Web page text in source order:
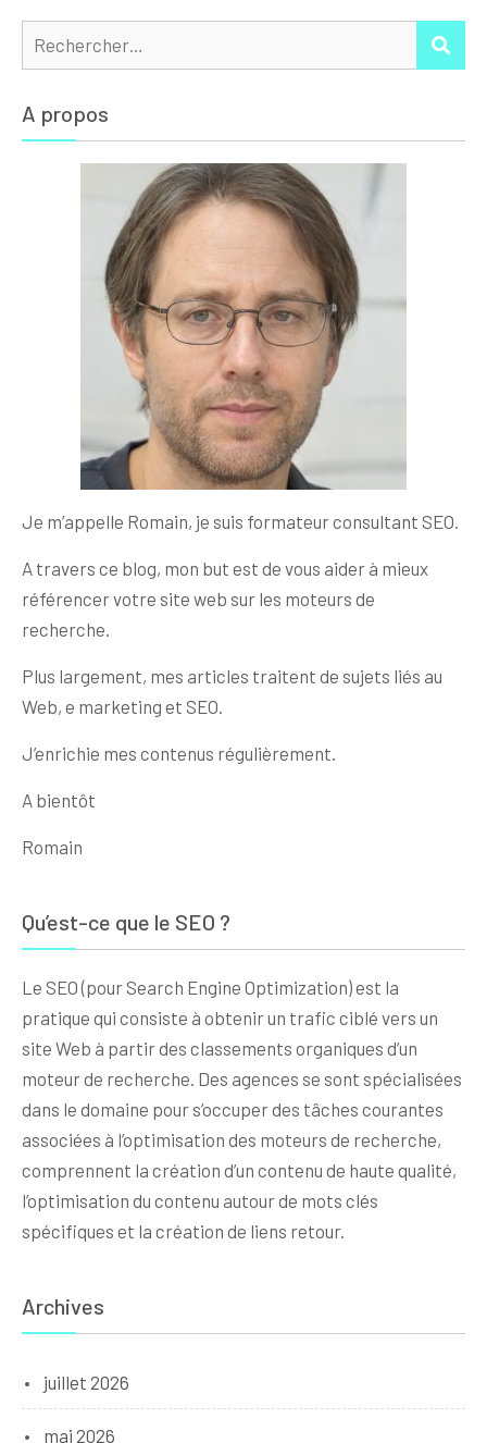
Rechercher :
A propos
Je m’appelle Romain, je suis formateur consultant SEO.
A travers ce blog, mon but est de vous aider à mieux
référencer votre site web sur les moteurs de
recherche.
Plus largement, mes articles traitent de sujets liés au
Web, e marketing et SEO.
J’enrichie mes contenus régulièrement.
A bientôt
Romain
Qu’est-ce que le SEO ?
Le SEO (pour Search Engine Optimization) est la
pratique qui consiste à obtenir un trafic ciblé vers un
site Web à partir des classements organiques d’un
moteur de recherche. Des agences se sont spécialisées
dans le domaine pour s’occuper des tâches courantes
associées à l’optimisation des moteurs de recherche,
comprennent la création d’un contenu de haute qualité,
l’optimisation du contenu autour de mots clés
spécifiques et la création de liens retour.
Archives
juillet 2026
mai 2026